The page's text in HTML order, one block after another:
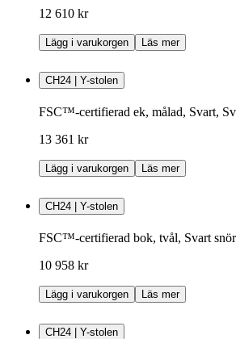
12 610 kr
Lägg i varukorgen Läs mer
CH24 | Y-stolen
FSC™-certifierad ek, målad, Svart,
13 361 kr
Lägg i varukorgen Läs mer
CH24 | Y-stolen
FSC™-certifierad bok, tvål, Svart
10 958 kr
Lägg i varukorgen Läs mer
CH24 | Y-stolen